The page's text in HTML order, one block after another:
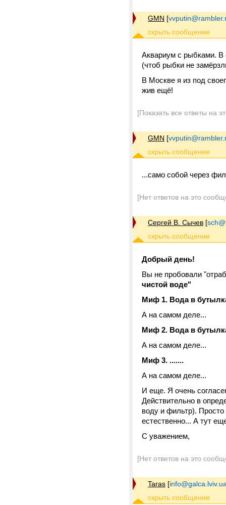
GMN [
Аквариум с рыбками. В
(чтоб рыбки не
В Москве я из под
жив ещё!
[Показать все ответы на
GMN [
...само собой через
[Нет ответов на это
Сергей В. Сычев [
Добрый день!
Вы не пробовали
чистой воде"
Миф 1. Вода в
А на самом деле...
Миф 2. Вода в
А на самом деле...
Миф 3. .......
А на самом деле...
И еще. Я очень
Действительно в
воду и фильтр). Просто
естественно... А тут
С уважением,
[Нет ответов на это
Taras [